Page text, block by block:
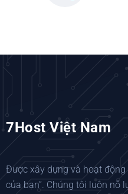
7Host Việt Nam
Được xây dựng và hoạt động
của bạn”. Chúng tôi luôn nỗ